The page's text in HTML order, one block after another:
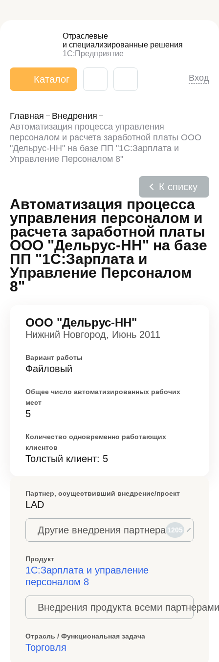
Отраслевые
и специализированные решения
1С:Предприятие
Каталог Вход
Главная
Внедрения
Автоматизация процесса управления
персоналом и расчета заработной платы ООО
"Дельрус-НН" на базе ПП "1С:Зарплата и
Управление Персоналом 8"
Автоматизация процесса
управления персоналом и
расчета заработной платы
ООО "Дельрус-НН" на базе
ПП "1С:Зарплата и
Управление Персоналом
8"
К списку
ООО "Дельрус-НН"
Нижний Новгород, Июнь 2011
Вариант работы
Файловый
Общее число автоматизированных рабочих
мест
5
Количество одновременно работающих
клиентов
Толстый клиент: 5
Партнер, осуществивший внедрение/проект
LAD
Другие внедрения партнера 1205
Продукт
1С:Зарплата и управление
персоналом 8
Внедрения продукта всеми
Отрасль / Функциональная задача
Торговля